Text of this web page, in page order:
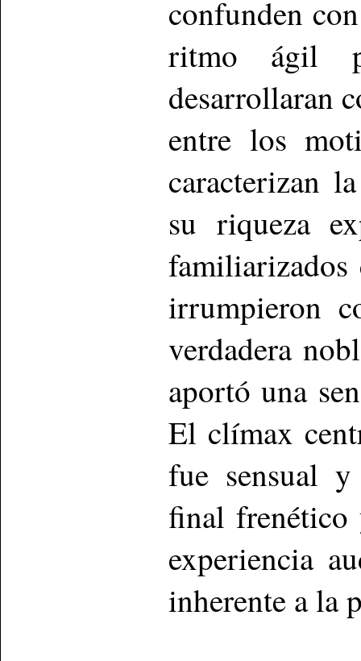
confunden
ritmo ágil
desarrollaran
entre los
caracterizan
su riqueza
irrumpieron
verdadera
aportó una
El clímax
fue sensual
final frenético
experiencia
inherente a la